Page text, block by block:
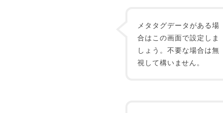
メタタグデータがある場
合はこの画面で設定しま
しょう。不要な場合は無
視して構いません。